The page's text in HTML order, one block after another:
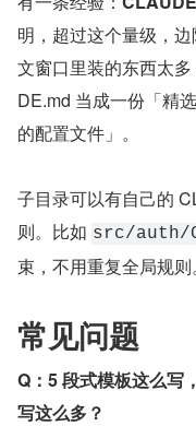
明，超过这个量级，
文窗口里装的东西太
DE.md 当成一份「精
的配置文件」。
子目录可以有自己的
则。比如 src/auth/
束，不用重复全局规则。
常见问题
Q：5 段式模板这么写
写这么多？